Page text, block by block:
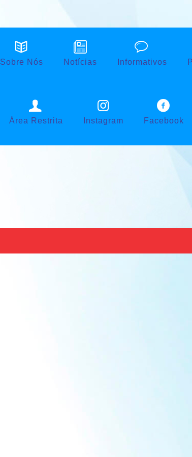
Sobre Nós Notícias Informativos
Área Restrita Instagram Facebook